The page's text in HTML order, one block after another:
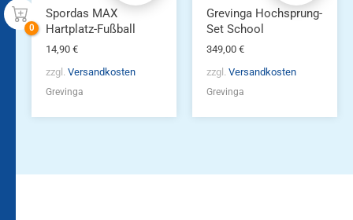
Spordas MAX
Hartplatz-Fußball
14,90 €
zzgl. Versandkosten
Grevinga
Grevinga Hochsprung-
Set School
349,00 €
zzgl. Versandkosten
Grevinga